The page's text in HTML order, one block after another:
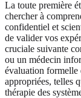
La toute première
chercher à
confidentiel et
de valider vos
cruciale suivante
ou un médecin
évaluation formelle
appropriées, telles
thérapie des